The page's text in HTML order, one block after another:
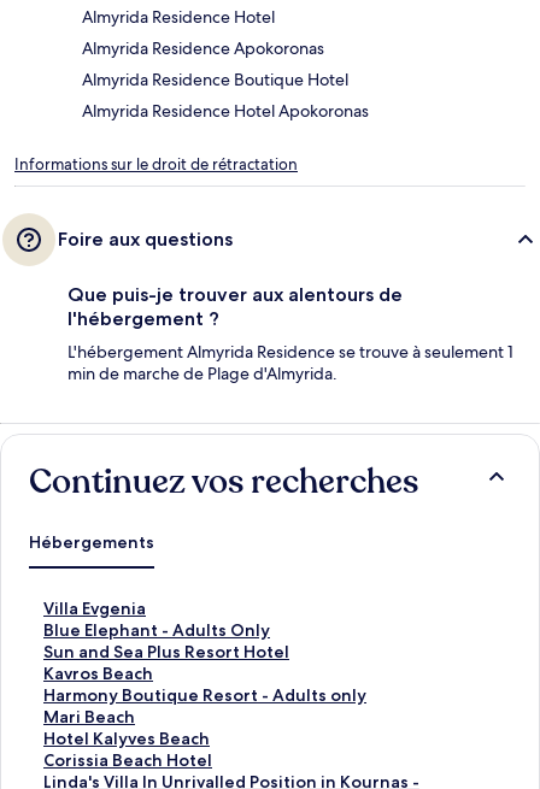
Almyrida Residence Hotel
Almyrida Residence Apokoronas
Almyrida Residence Boutique Hotel
Almyrida Residence Hotel Apokoronas
Informations sur le droit de rétractation
Foire aux questions
Que puis-je trouver aux alentours de
l'hébergement ?
L'hébergement Almyrida Residence se trouve à seulement 1
min de marche de Plage d'Almyrida.
Continuez vos recherches
Hébergements
Villa Evgenia
L
i
e
n
o
u
v
r
a
Blue Elephant - Adults Only
L
i
e
n
o
u
v
r
Sun and Sea Plus Resort Hotel
L
i
e
n
o
u
v
Kavros Beach
L
i
e
n
o
u
Harmony Boutique Resort - Adults only
L
i
e
n
o
Mari Beach
L
i
e
n
Hotel Kalyves Beach
L
i
e
Corissia Beach Hotel
L
iLinda's Villa In Unrivalled Position in Kournas -
L